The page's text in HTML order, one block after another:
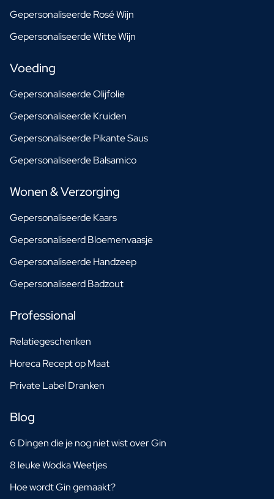
Gepersonaliseerde Rosé Wijn
Gepersonaliseerde Witte Wijn
Voeding
Gepersonaliseerde Olijfolie
Gepersonaliseerde Kruiden
Gepersonaliseerde Pikante Saus
Gepersonaliseerde Balsamico
Wonen & Verzorging
Gepersonaliseerde Kaars
Gepersonaliseerd Bloemenvaasje
Gepersonaliseerde Handzeep
Gepersonaliseerd Badzout
Professional
Relatiegeschenken
Horeca Recept op Maat
Private Label Dranken
Blog
6 Dingen die je nog niet wist over Gin
8 leuke Wodka Weetjes
Hoe wordt Gin gemaakt?